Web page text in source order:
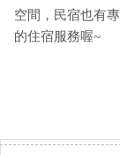
空間，民宿也有
的住宿服務喔~